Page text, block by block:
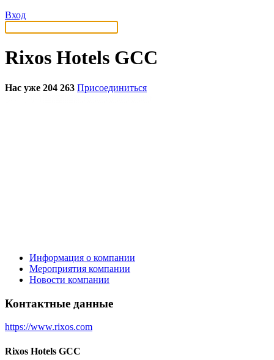
Вход
Rixos Hotels GCC
Нас уже 204 263 Присоединиться
Информация о компании
Мероприятия компании
Новости компании
Контактные данные
https://www.rixos.com
Rixos Hotels GCC